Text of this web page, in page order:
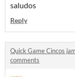
saludos
Reply
Quick Game Cincos
comments